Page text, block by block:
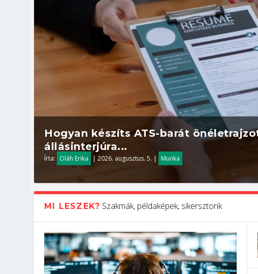
Hogyan készíts ATS-barát
állásinterjúra...
Írta: Oláh Erika |2026. augusztus. 5. | Munka
MI LESZEK? Szakmák, példaképek, sikersztorik